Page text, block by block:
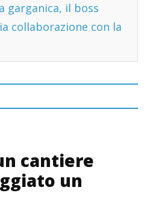
garganica, il boss
collaborazione con la
cantiere
un